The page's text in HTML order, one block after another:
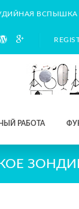
ВСПЫШКА
РАБОТА